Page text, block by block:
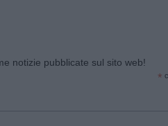
notizie pubblicate sul sito web!
*